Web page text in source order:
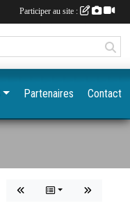
Partenaires Contact
Participer au site :